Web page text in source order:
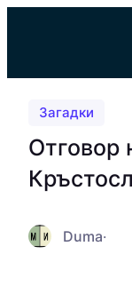
Загадки
Отговор
Duma·